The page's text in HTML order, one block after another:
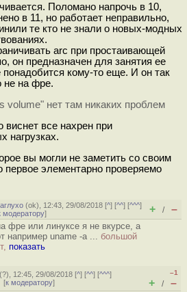
Поломано напрочь в 10,
в 11, но работает неправильно,
те кто не знали о новых-модных
arc при простаивающей
он предназначен для занятия ее
понадобится кому-то еще. И он так
не на фре.
volume" нет там никаких проблем
виснет все нахрен при
нагрузках.
вы могли не заметить со своим
первое элементарно проверяемо
(ok), 12:43, 29/08/2018 [^] [^^] [^^^]
модератору] + / –
фре или линуксе я не вкурсе, а
например uname -a ... большой
показать
(?), 12:45, 29/08/2018 [^] [^^] [^^^]
[к модератору]
–1
+ / –